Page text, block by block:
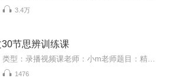
3.4万
节思辨训练课
1476